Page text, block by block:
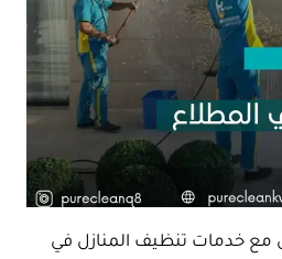
مع خدمات تنظيف المنازل في